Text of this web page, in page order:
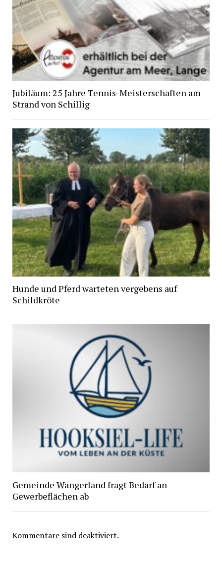
Jubiläum: 25 Jahre Tennis-Meisterschaften am
Strand von Schillig
Hunde und Pferd warteten vergebens auf
Schildkröte
Gemeinde Wangerland fragt Bedarf an
Gewerbeflächen ab
Kommentare sind deaktiviert.